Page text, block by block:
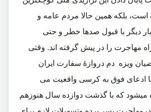
است، بلکه همین حالا مردم عامه و
دیگر با قبول صدها خطر و حتی
مهاجرت را در پیش گرفته اند. وقتی
ویزه دم دروازۀ سفارت ایران
ادعای فوق به کرسی واقعیت می
میشود که با گذشت دوازده سال هنوزهم